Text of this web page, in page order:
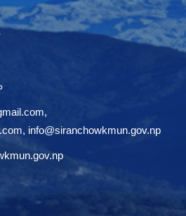
,
, info@siranchowkmun.gov.np